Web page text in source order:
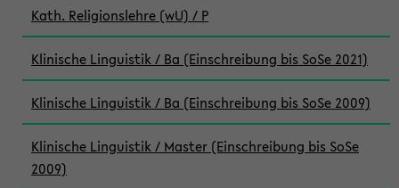
Kath. Religionslehre (wU) / P
Klinische Linguistik / Ba (Einschreibung bis SoSe 2021)
Klinische Linguistik / Ba (Einschreibung bis SoSe 2009)
Klinische Linguistik / Master (Einschreibung bis SoSe
2009)